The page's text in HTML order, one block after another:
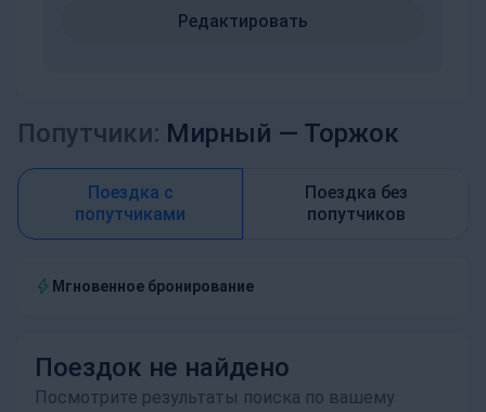
Редактировать
Попутчики: Мирный — Торжок
Поездка с
попутчиками
Поездка без
попутчиков
Мгновенное бронирование
Поездок не найдено
Посмотрите результаты поиска по вашему